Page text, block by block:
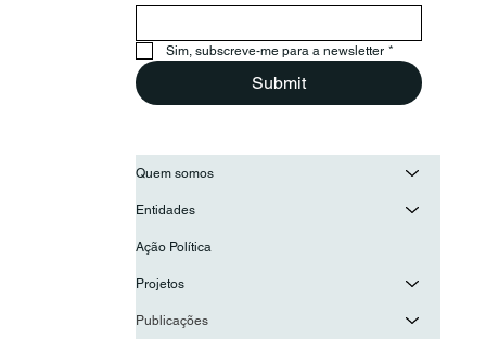
Sim, subscreve-me para a newsletter *
Submit
Quem somos
Entidades
Ação Política
Projetos
Publicações